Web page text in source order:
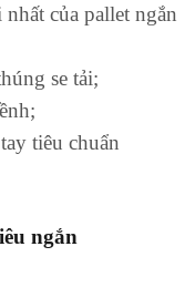
của pallet ngắn
se tải;
tiêu chuẩn
ngắn